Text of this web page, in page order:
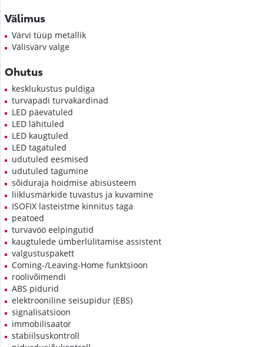
Välimus
Värvi tüüp metallik
Välisvärv valge
Ohutus
kesklukustus puldiga
turvapadi turvakardinad
LED päevatuled
LED lähituled
LED kaugtuled
LED tagatuled
udutuled eesmised
udutuled tagumine
sõiduraja hoidmise abisüsteem
liiklusmärkide tuvastus ja kuvamine
ISOFIX lasteistme kinnitus taga
peatoed
turvavöö eelpingutid
kaugtulede ümberlülitamise assistent
valgustuspakett
Coming-/Leaving-Home funktsioon
roolivõimendi
ABS pidurid
elektrooniline seisupidur (EBS)
signalisatsioon
immobilisaator
stabiilsuskontroll